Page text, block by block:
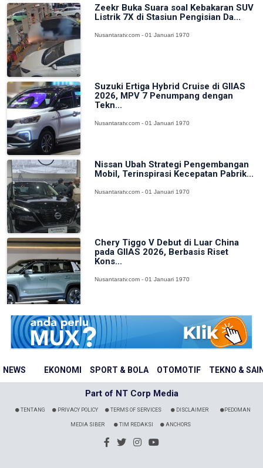
NEWS EKONOMI SPORT & BOLA OTOMOTIF TEKNO &
Zeekr Buka Suara soal Kebakaran SUV
Listrik 7X di Stasiun Pengisian Da...
Nusantaratv.com - 01 Januari 1970
Suzuki Ertiga Hybrid Cruise di GIIAS
2026, MPV 7 Penumpang dengan
Tekn...
Nusantaratv.com - 01 Januari 1970
Nissan Ubah Strategi Pengembangan
Mobil, Terinspirasi Kecepatan Pabrik...
Nusantaratv.com - 01 Januari 1970
Chery Tiggo V Debut di Luar China
pada GIIAS 2026, Berbasis Riset
Kons...
Nusantaratv.com - 01 Januari 1970
Part of NT Corp Media
TENTANG PRIVACY POLICY TERMS OF SERVICES DISCLAIMER PEDOMAN
MEDIA SIBER TIM REDAKSI ANCHORS